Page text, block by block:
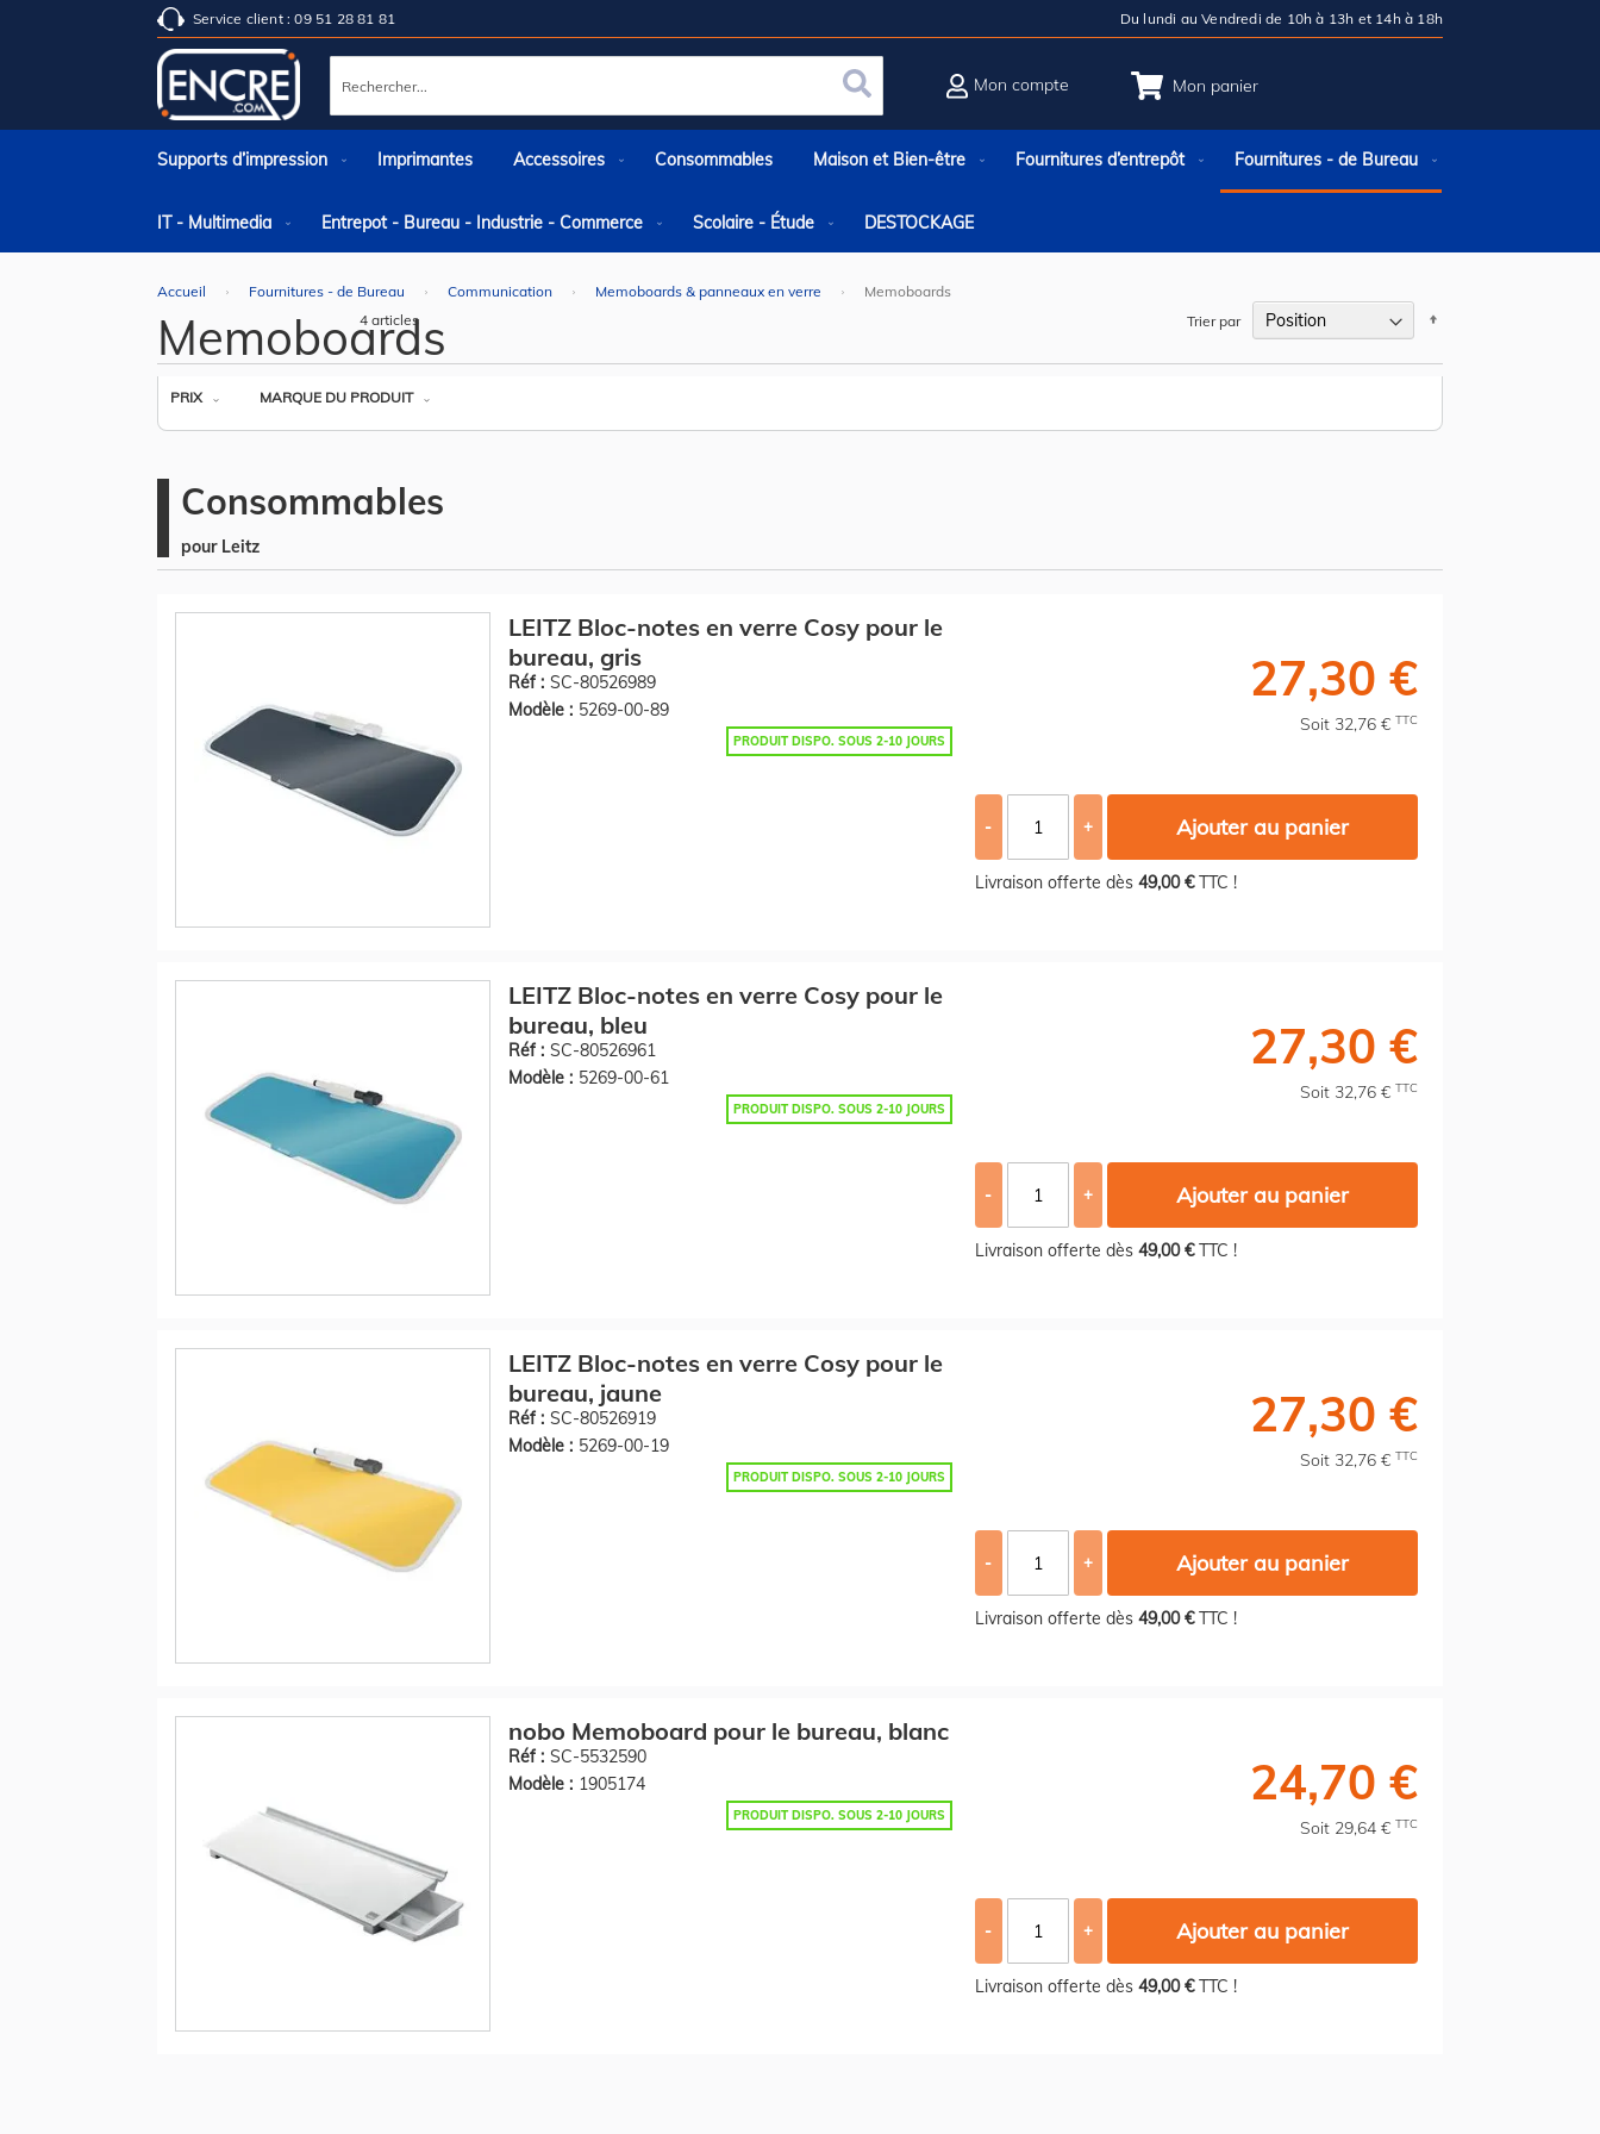
Service client : 09 51 28 81 81 Du lundi au Vendredi de 10h à 13h et 14h à 18h
Mon panier
Rechercher Rechercher
Mon compte
Supports d’impression Imprimantes Accessoires Consommables Maison et Bien-être Fournitures d’entrepôt Fournitures - de Bureau
IT - Multimedia Entrepot - Bureau - Industrie - Commerce Scolaire - Étude DESTOCKAGE
Accueil Fournitures - de Bureau Communication Memoboards & panneaux en verre Memoboards
Memoboards
PRIX MARQUE DU PRODUIT
4 articles Trier par
Consommables
pour Leitz
LEITZ Bloc-notes en verre Cosy pour le
bureau, gris
Réf : SC-80526989
Modèle : 5269-00-89
PRODUIT DISPO. SOUS 2-10 JOURS
27,30 €
Soit 32,76 € TTC
- + Ajouter au panier
Livraison offerte dès 49,00 €TTC !
LEITZ Bloc-notes en verre Cosy pour le
bureau, bleu
Réf : SC-80526961
Modèle : 5269-00-61
PRODUIT DISPO. SOUS 2-10 JOURS
27,30 €
Soit 32,76 € TTC
- + Ajouter au panier
Livraison offerte dès 49,00 €TTC !
LEITZ Bloc-notes en verre Cosy pour le
bureau, jaune
Réf : SC-80526919
Modèle : 5269-00-19
PRODUIT DISPO. SOUS 2-10 JOURS
27,30 €
Soit 32,76 € TTC
- + Ajouter au panier
Livraison offerte dès 49,00 €TTC !
nobo Memoboard pour le bureau, blanc
Réf : SC-5532590
Modèle : 1905174
PRODUIT DISPO. SOUS 2-10 JOURS
24,70 €
Soit 29,64 € TTC
- + Ajouter au panier
Livraison offerte dès 49,00 €TTC !